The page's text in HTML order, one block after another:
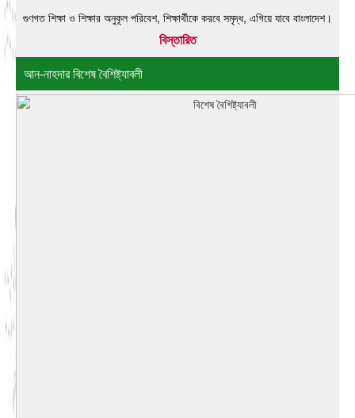
গুণগত শিক্ষা ও শিক্ষার অনুকূল পরিবেশ, শিক্ষার্থীকে করবে সমৃদ্ধ, এগিয়ে যাবে বাংলাদেশ।
বিস্তারিত
আন-নাহদার বিশেষ বৈশিষ্ট্যাবলী